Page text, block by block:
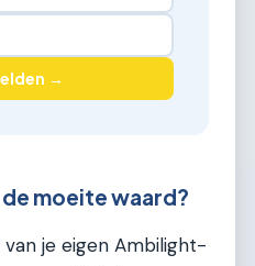
→
moeite waard?
je eigen Ambilight-